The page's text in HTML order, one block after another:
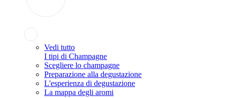
Vedi tutto
I tipi di Champagne
Scegliere lo champagne
Preparazione alla degustazione
L'esperienza di degustazione
La mappa degli aromi